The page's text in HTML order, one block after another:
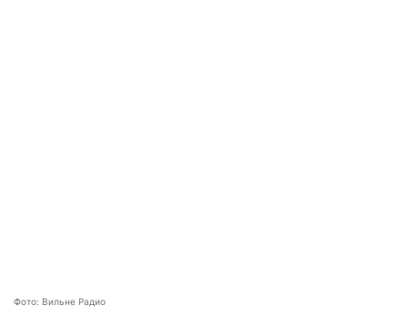
Фото: Вильне Радио